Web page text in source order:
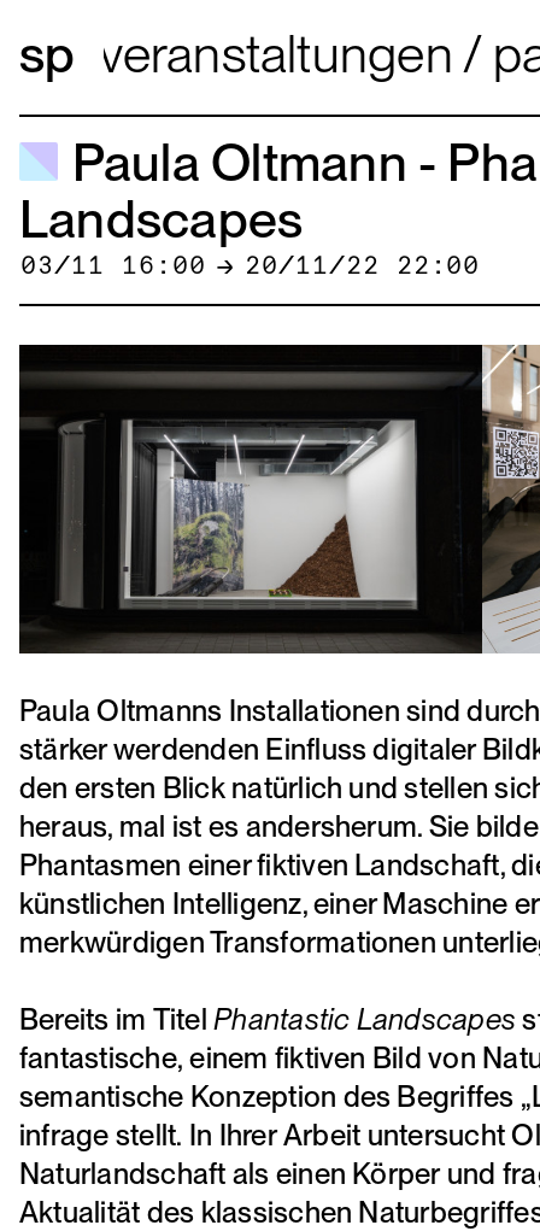
veranstaltungen
Paula Oltmann -
Landscapes
03/11 16:00 → 20/11/22 22:00
Paula Oltmanns Installationen sind
stärker werdenden Einfluss digitaler
den ersten Blick natürlich und stellen
heraus, mal ist es andersherum. Sie
Phantasmen einer fiktiven Landschaft,
künstlichen Intelligenz, einer Maschine
merkwürdigen Transformationen
Bereits im TitelPhantastic Landscapes
fantastische, einem fiktiven Bild von
semantische Konzeption des Begriffes
infrage stellt. In Ihrer Arbeit untersucht
Naturlandschaft als einen Körper und
Aktualität des klassischen